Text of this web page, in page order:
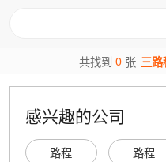
共找到0 张
感兴趣的公司
路程 路程